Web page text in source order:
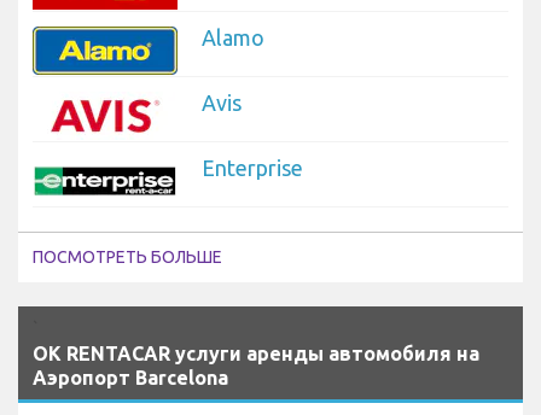
Alamo
Avis
Enterprise
ПОСМОТРЕТЬ БОЛЬШЕ
OK RENTACAR услуги аренды автомобиля на
Аэропорт Barcelona